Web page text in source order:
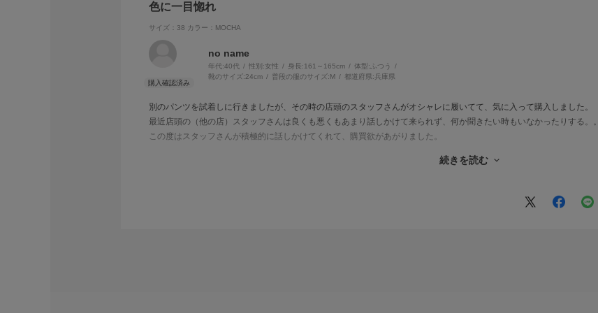
色に一目惚れ
サイズ：38 カラー：MOCHA
no name
年代:40代 性別:女性 身長:161～165cm 体型: ふつう
靴のサイズ:24cm 普段の服のサイズ:M 都道府県: 兵庫県
別のパンツを試着しに行きましたが、その時の店頭のスタッフさんがオシャレに履いてて、気に入って購入しました。
最近店頭の（他の店）スタッフさんは良くも悪くもあまり話しかけて来られず、何か聞きたい時もいなかったりする。。
この度はスタッフさんが積極的に話しかけてくれて、購買欲があがりました。
このパンツは良い意味でサラサラしてて分厚くないので、初夏、夏、真夏、夏の終わりとたくさん履きたいです。
続きを読む